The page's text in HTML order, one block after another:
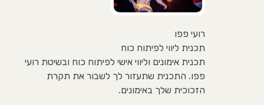
רועי פפו
תכנית ליווי לפיתוח כוח
תכנית אימונים וליווי אישי לפיתוח כוח ובשיטת רועי
פפו. התכנית שתעזור לך לשבור את תקרת
הזכוכית שלך באימונים.